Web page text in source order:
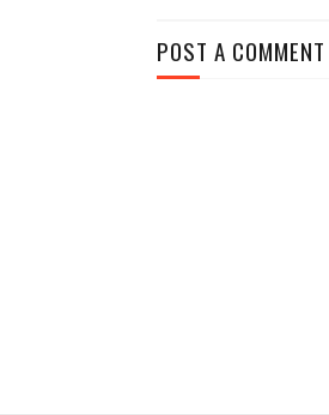
POST A COMMENT